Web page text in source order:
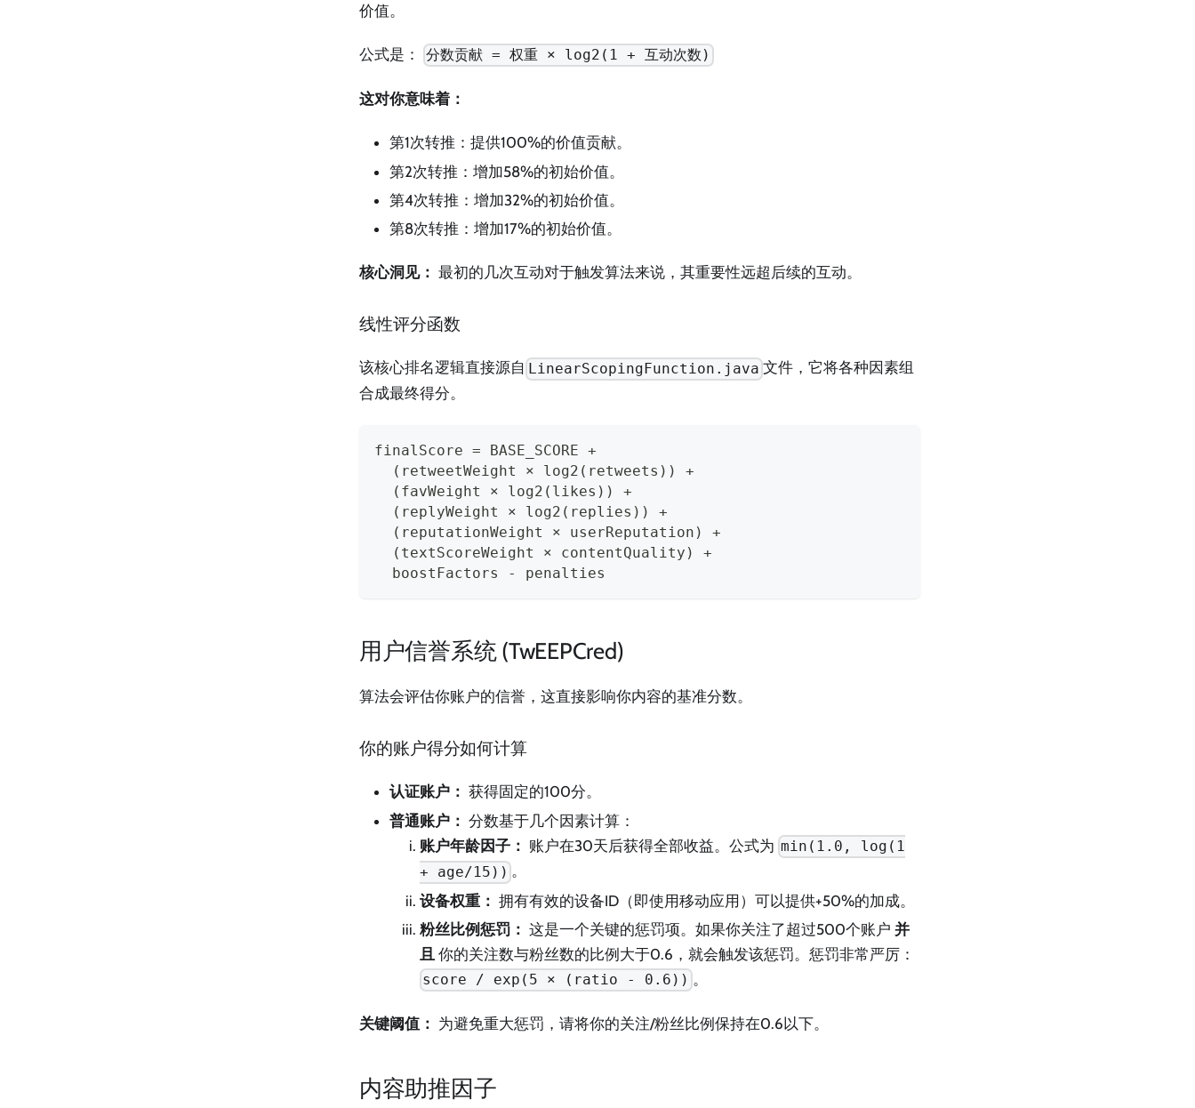
价值。
公式是： 分数贡献 = 权重 × log2(1 + 互动次数)
这对你意味着：
第1次转推：提供100%的价值贡献。
第2次转推：增加58%的初始价值。
第4次转推：增加32%的初始价值。
第8次转推：增加17%的初始价值。
核心洞见： 最初的几次互动对于触发算法来说，其重要性远超后续的互动。
线性评分函数
该核心排名逻辑直接源自 LinearScopingFunction.java 文件，它将各种因素组
合成最终得分。
finalScore = BASE_SCORE +
  (retweetWeight × log2(retweets)) +
  (favWeight × log2(likes)) +
  (replyWeight × log2(replies)) +
  (reputationWeight × userReputation) +
  (textScoreWeight × contentQuality) +
  boostFactors - penalties
用户信誉系统 (TwEEPCred)
算法会评估你账户的信誉，这直接影响你内容的基准分数。
你的账户得分如何计算
认证账户： 获得固定的100分。
普通账户： 分数基于几个因素计算：
账户年龄因子： 账户在30天后获得全部收益。公式为 min(1.0, log(1
+ age/15)) 。
设备权重： 拥有有效的设备ID（即使用移动应用）可以提供+50%的加成。
粉丝比例惩罚： 这是一个关键的惩罚项。如果你关注了超过500个账户 并
且 你的关注数与粉丝数的比例大于0.6，就会触发该惩罚。惩罚非常严厉：
score / exp(5 × (ratio - 0.6)) 。
关键阈值： 为避免重大惩罚，请将你的关注/粉丝比例保持在0.6以下。
内容助推因子